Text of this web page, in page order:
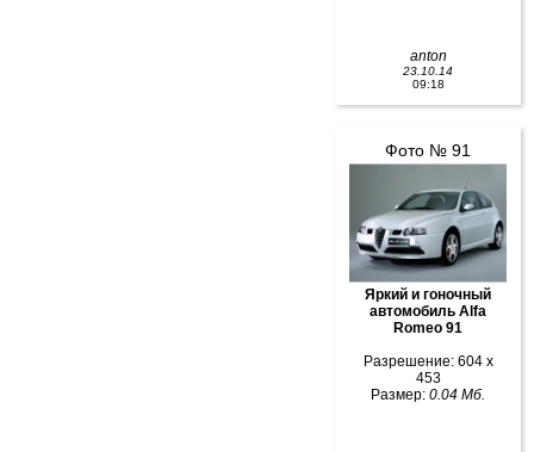
anton
23.10.14
09:18
Фото № 91
Яркий и гоночный
автомобиль Alfa
Romeo 91
Разрешение: 604 x
453
Размер: 0.04 Мб.